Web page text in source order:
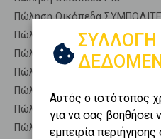
Πώληση Οικόπεδα
Πώληση Οικόπεδα ΤΡΙΤΑΙΑ
Πώληση Οικόπεδα ΦΑΡΕΣ
Πώληση Οικόπεδα ΩΛΕΝΙΑ
Πώληση Αγροτεμάχια ΜΟΒΡΗ
Πώληση Δασικές εκτάσεις
Πώληση Εκτάσεις ΜΟΒΡΗ -
ΣΥΛΛΟΓΗ
Αυτός ο ιστότοπος
για να σας βοηθήσει
εμπειρία